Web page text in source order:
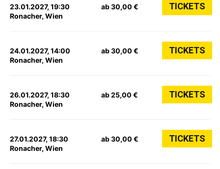
23.01.2027, 19:30
Ronacher, Wien
ab 30,00 € TICKETS
24.01.2027, 14:00
Ronacher, Wien
ab 30,00 € TICKETS
26.01.2027, 18:30
Ronacher, Wien
ab 25,00 € TICKETS
27.01.2027, 18:30
Ronacher, Wien
ab 30,00 € TICKETS